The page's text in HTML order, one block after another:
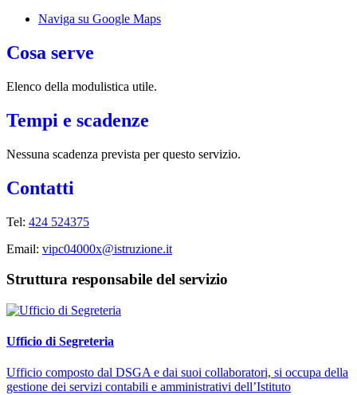
Naviga su Google Maps
Cosa serve
Elenco della modulistica utile.
Tempi e scadenze
Nessuna scadenza prevista per questo servizio.
Contatti
Tel: 424 524375
Email: vipc04000x@istruzione.it
Struttura responsabile del servizio
Ufficio di Segreteria
Ufficio composto dal DSGA e dai suoi collaboratori, si occupa della
gestione dei servizi contabili e amministrativi dell’Istituto